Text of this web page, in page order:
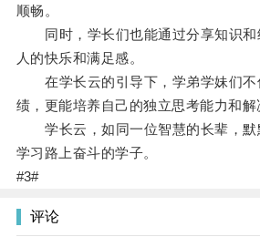
顺畅。
同时，学长们也能通过分享知识和
人的快乐和满足感。
在学长云的引导下，学弟学妹们不
绩，更能培养自己的独立思考能力和解
学长云，如同一位智慧的长辈，默
学习路上奋斗的学子。
#3#
评论